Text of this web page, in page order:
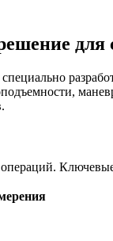
для